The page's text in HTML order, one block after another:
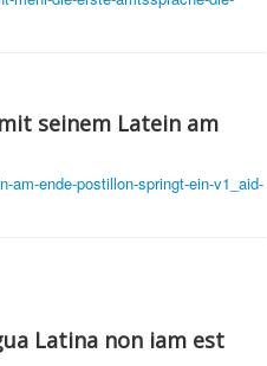
seinem Latein am
am-ende-postillon-springt-ein-v1_aid-
Latina non iam est